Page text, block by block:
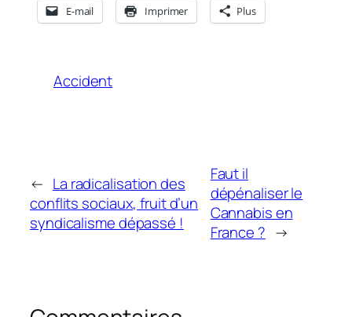
E-mail Imprimer Plus
Accident
← La radicalisation des
conflits sociaux, fruit d’un
syndicalisme dépassé !
Faut il
dépénaliser le
Cannabis en
France ? →